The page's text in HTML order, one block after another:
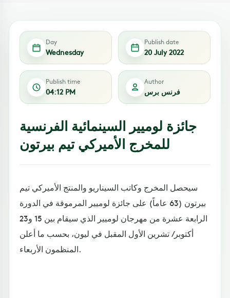
Day
Wednesday
Publish date
20 July 2022
Publish time
04:12 PM
Author
فرنس برس
جائزة لوميير السينمائية الفرنسية
للمخرج الأميركي تيم بيرتون
سيحصل المخرج وكاتب السيناريو والمنتج الأميركي تيم
بيرتون (63 عاماً) على جائزة لوميير المرموقة في الدورة
الرابعة عشرة من مهرجان لوميير الذي سيقام بين 15 و23
أكتوبر/ تشرين الأول المقبل في ليون، بحسب ما أعلن
المنظمون الأربعاء.